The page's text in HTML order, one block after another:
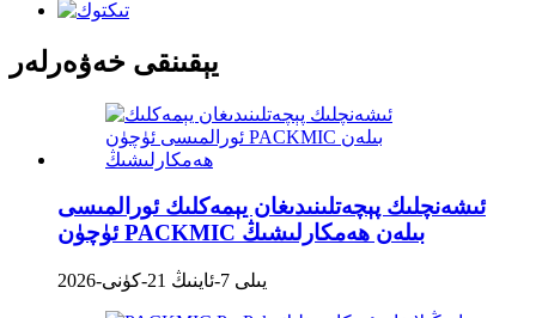
يېقىنقى خەۋەرلەر
ئىشەنچلىك پېچەتلىنىدىغان يېمەكلىك ئورالمىسى
ئۈچۈن PACKMIC بىلەن ھەمكارلىشىڭ
2026-يىلى 7-ئاينىڭ 21-كۈنى